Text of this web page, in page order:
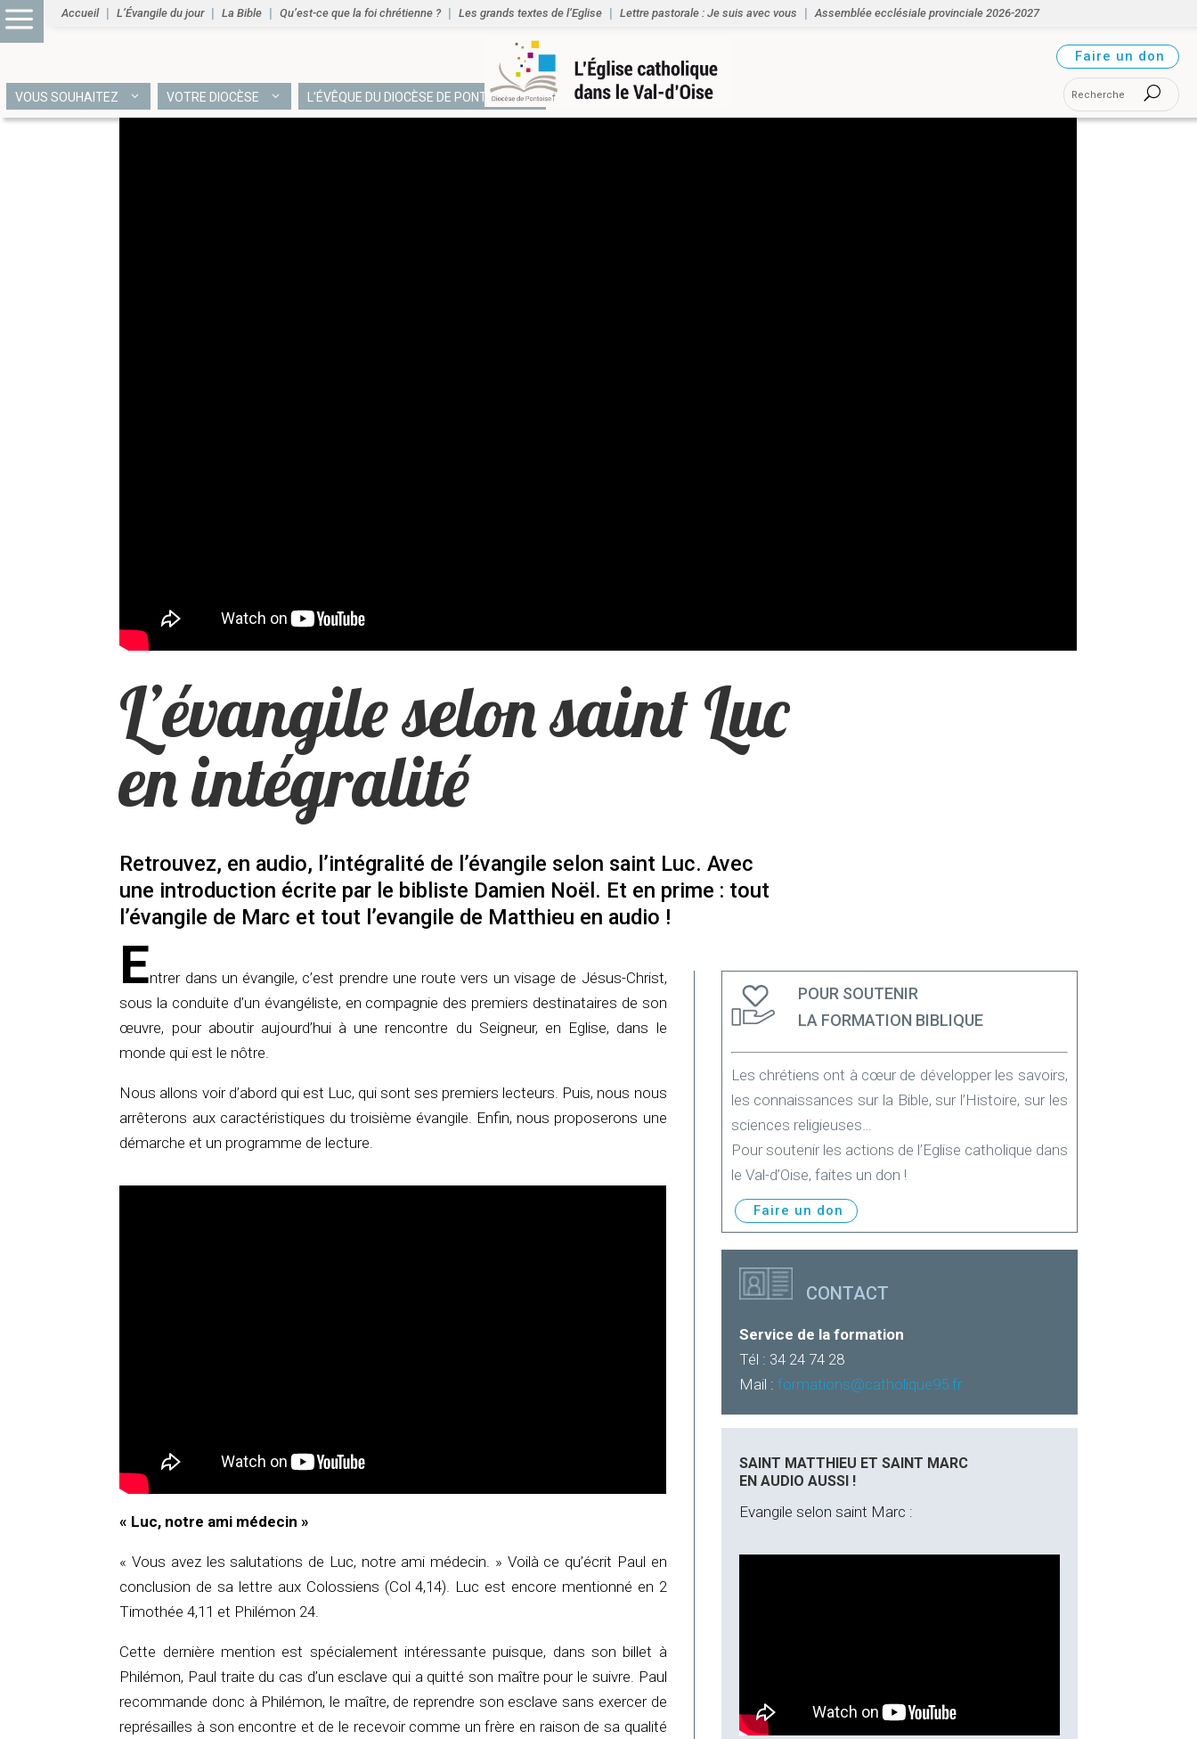
Accueil L’Évangile du jour La Bible Qu’est-ce que la foi chrétienne ? Les grands textes de l’Eglise Lettre pastorale : Je suis avec vous Assemblée ecclésiale provinciale 2026-2027
Faire un don
VOUS SOUHAITEZ VOTRE DIOCÈSE L’ÉVÊQUE DU DIOCÈSE DE PONTOISE
L’évangile selon saint Luc
en intégralité
Retrouvez, en audio, l’intégralité de l’évangile selon saint Luc. Avec
une introduction écrite par le bibliste Damien Noël. Et en prime : tout
l’évangile de Marc et tout l’evangile de Matthieu en audio !
Entrer dans un évangile, c’est prendre une route vers un visage de Jésus-Christ,
sous la conduite d’un évangéliste, en compagnie des premiers destinataires de son
œuvre, pour aboutir aujourd’hui à une rencontre du Seigneur, en Eglise, dans le
monde qui est le nôtre.
Nous allons voir d’abord qui est Luc, qui sont ses premiers lecteurs. Puis, nous nous
arrêterons aux caractéristiques du troisième évangile. Enfin, nous proposerons une
démarche et un programme de lecture.
« Luc, notre ami médecin »
« Vous avez les salutations de Luc, notre ami médecin. » Voilà ce qu’écrit Paul en
conclusion de sa lettre aux Colossiens (Col 4,14). Luc est encore mentionné en 2
Timothée 4,11 et Philémon 24.
Cette dernière mention est spécialement intéressante puisque, dans son billet à
Philémon, Paul traite du cas d’un esclave qui a quitté son maître pour le suivre. Paul
recommande donc à Philémon, le maître, de reprendre son esclave sans exercer de
représailles à son encontre et de le recevoir comme un frère en raison de sa qualité
POUR SOUTENIR
LA FORMATION BIBLIQUE
Les chrétiens ont à cœur de développer les savoirs,
les connaissances sur la Bible, sur l’Histoire, sur les
sciences religieuses…
Pour soutenir les actions de l’Eglise catholique dans
le Val-d’Oise, faites un don !
Faire un don
CONTACT
Service de la formation
Tél : 34 24 74 28
Mail : formations@catholique95.fr
SAINT MATTHIEU ET SAINT MARC
EN AUDIO AUSSI !
Evangile selon saint Marc :